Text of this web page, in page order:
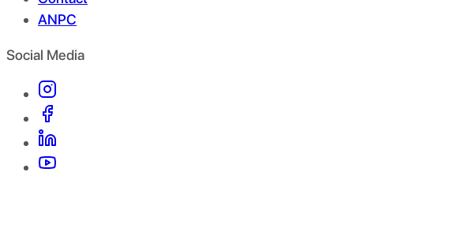
ANPC
Social Media